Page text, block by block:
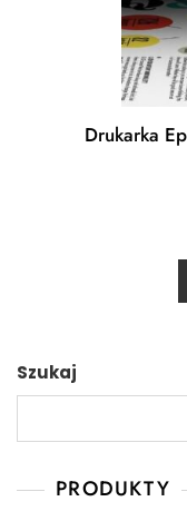
Drukarka
Szukaj
PRODUKTY